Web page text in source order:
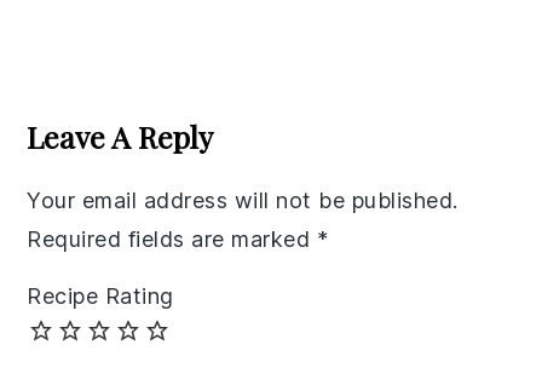
Interactions
Leave A Reply
Your email address will not be published.
Required fields are marked *
Recipe Rating